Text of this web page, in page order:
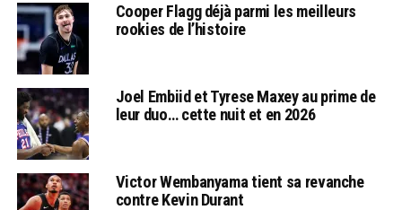
Cooper Flagg déjà parmi les meilleurs
rookies de l’histoire
Joel Embiid et Tyrese Maxey au prime de
leur duo… cette nuit et en 2026
Victor Wembanyama tient sa revanche
contre Kevin Durant